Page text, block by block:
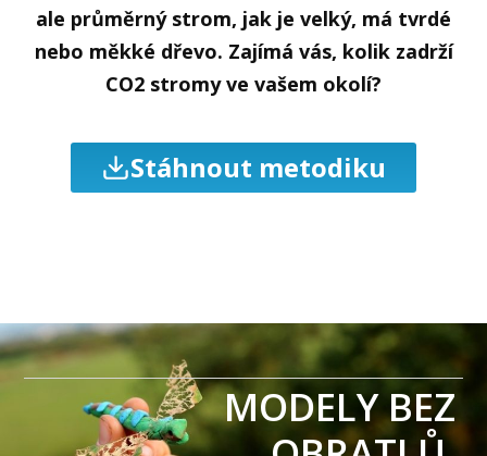
ale průměrný strom, jak je velký, má tvrdé
nebo měkké dřevo. Zajímá vás, kolik zadrží
CO2 stromy ve vašem okolí?
Stáhnout metodiku
MODELY BEZ